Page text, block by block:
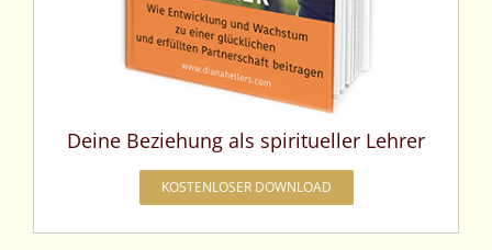
Deine Beziehung als spiritueller Lehrer
KOSTENLOSER DOWNLOAD